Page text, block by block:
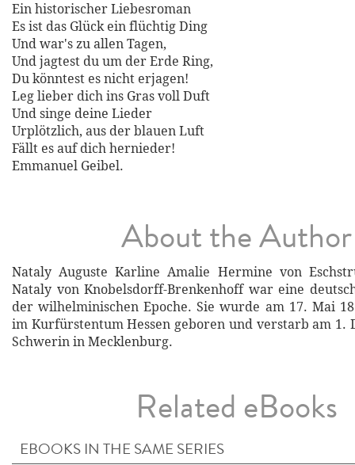
Ein historischer Liebesroman
Es ist das Glück ein flüchtig Ding
Und war's zu allen Tagen,
Und jagtest du um der Erde Ring,
Du könntest es nicht erjagen!
Leg lieber dich ins Gras voll Duft
Und singe deine Lieder
Urplötzlich, aus der blauen Luft
Fällt es auf dich hernieder!
Emmanuel Geibel.
About the Author
Nataly Auguste Karline Amalie Hermine von
Nataly von Knobelsdorff-Brenkenhoff war eine
der wilhelminischen Epoche. Sie wurde am 17. Mai
im Kurfürstentum Hessen geboren und verstarb am 1.
Schwerin in Mecklenburg.
Related eBooks
EBOOKS IN THE SAME SERIES